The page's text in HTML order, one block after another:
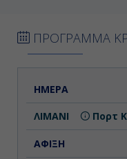
ΠΡΟΓΡΑΜΜΑ
ΗΜΕΡΑ
Πορτ